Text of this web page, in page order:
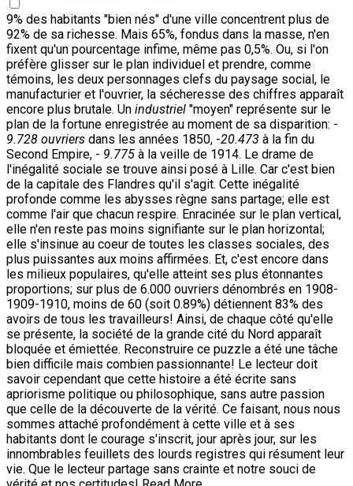
9% des habitants "bien nés" d'une ville concentrent plus de
92% de sa richesse. Mais 65%, fondus dans la masse, n'en
fixent qu'un pourcentage infime, même pas 0,5%. Ou, si l'on
préfère glisser sur le plan individuel et prendre, comme
témoins, les deux personnages clefs du paysage social, le
manufacturier et l'ouvrier, la sécheresse des chiffres apparaît
encore plus brutale. Un industriel "moyen" représente sur le
plan de la fortune enregistrée au moment de sa disparition: -
9.728 ouvriers dans les années 1850, -20.473 à la fin du
Second Empire, - 9.775 à la veille de 1914. Le drame de
l'inégalité sociale se trouve ainsi posé à Lille. Car c'est bien
de la capitale des Flandres qu'il s'agit. Cette inégalité
profonde comme les abysses règne sans partage; elle est
comme l'air que chacun respire. Enracinée sur le plan vertical,
elle n'en reste pas moins signifiante sur le plan horizontal;
elle s'insinue au coeur de toutes les classes sociales, des
plus puissantes aux moins affirmées. Et, c'est encore dans
les milieux populaires, qu'elle atteint ses plus étonnantes
proportions; sur plus de 6.000 ouvriers dénombrés en 1908-
1909-1910, moins de 60 (soit 0.89%) détiennent 83% des
avoirs de tous les travailleurs! Ainsi, de chaque côté qu'elle
se présente, la société de la grande cité du Nord apparaît
bloquée et émiettée. Reconstruire ce puzzle a été une tâche
bien difficile mais combien passionnante! Le lecteur doit
savoir cependant que cette histoire a été écrite sans
apriorisme politique ou philosophique, sans autre passion
que celle de la découverte de la vérité. Ce faisant, nous nous
sommes attaché profondément à cette ville et à ses
habitants dont le courage s'inscrit, jour après jour, sur les
innombrables feuillets des lourds registres qui résument leur
vie. Que le lecteur partage sans crainte et notre souci de